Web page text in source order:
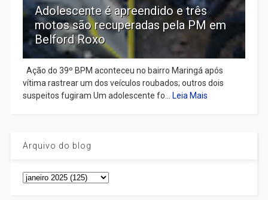
Adolescente é apreendido e três
motos são recuperadas pela PM em
Belford Roxo
Ação do 39º BPM aconteceu no bairro Maringá após
vítima rastrear um dos veículos roubados; outros dois
suspeitos fugiram Um adolescente fo...
Leia Mais
Arquivo do blog